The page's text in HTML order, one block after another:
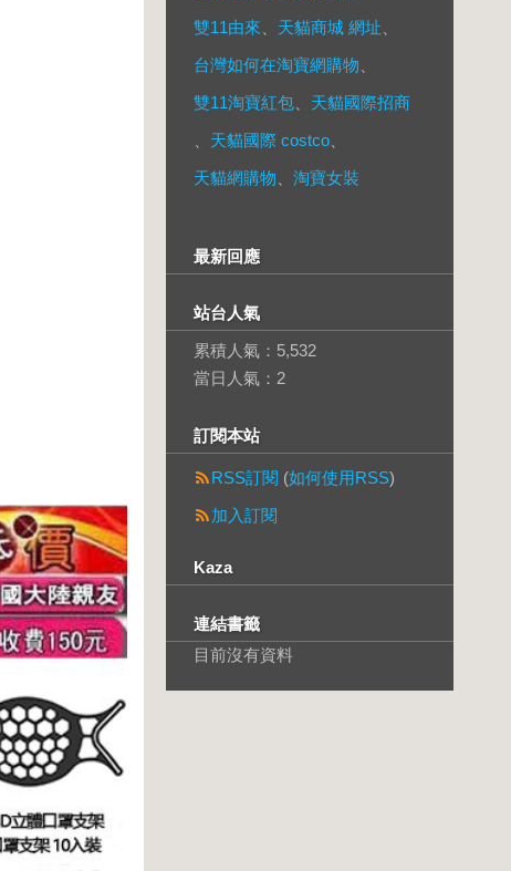
雙11由來
天貓商城 網址
台灣如何在淘寶網購物
雙11淘寶紅包
天貓國際招商
天貓國際 costco
天貓網購物
淘寶女裝
最新回應
站台人氣
累積人氣： 5,532
當日人氣： 2
訂閱本站
RSS訂閱 (如何使用RSS)
加入訂閱
Kaza
連結書籤
目前沒有資料